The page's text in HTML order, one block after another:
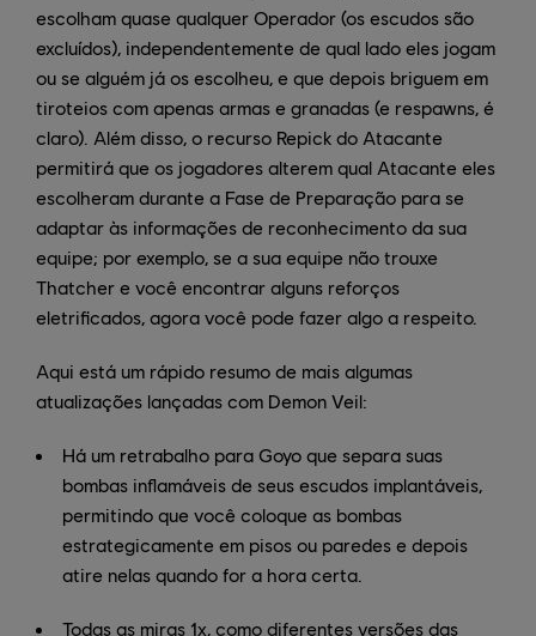
escolham quase qualquer Operador (os escudos são
excluídos), independentemente de qual lado eles jogam
ou se alguém já os escolheu, e que depois briguem em
tiroteios com apenas armas e granadas (e respawns, é
claro). Além disso, o recurso Repick do Atacante
permitirá que os jogadores alterem qual Atacante eles
escolheram durante a Fase de Preparação para se
adaptar às informações de reconhecimento da sua
equipe; por exemplo, se a sua equipe não trouxe
Thatcher e você encontrar alguns reforços
eletrificados, agora você pode fazer algo a respeito.
Aqui está um rápido resumo de mais algumas
atualizações lançadas com Demon Veil:
Há um retrabalho para Goyo que separa suas
bombas inflamáveis de seus escudos implantáveis,
permitindo que você coloque as bombas
estrategicamente em pisos ou paredes e depois
atire nelas quando for a hora certa.
Todas as miras 1x, como diferentes versões das